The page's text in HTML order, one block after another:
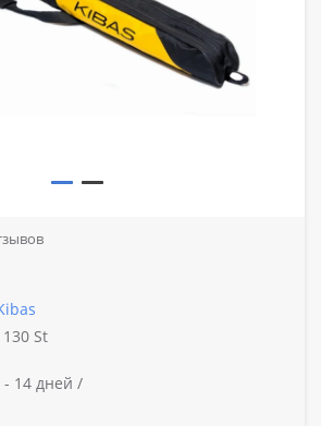
130 St
- 14 дней /